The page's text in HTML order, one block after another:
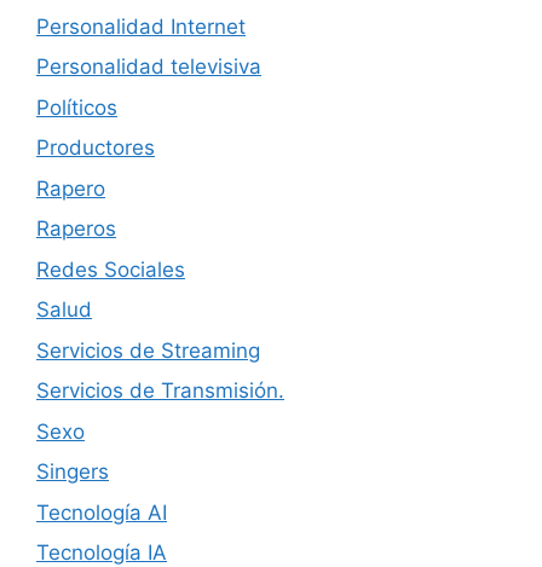
Personalidad Internet
Personalidad televisiva
Políticos
Productores
Rapero
Raperos
Redes Sociales
Salud
Servicios de Streaming
Servicios de Transmisión.
Sexo
Singers
Tecnología AI
Tecnología IA